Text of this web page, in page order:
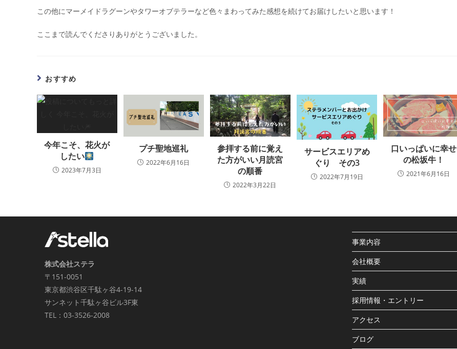
この他にマーメイドラグーンやタワーオブテラーなど色々まわってみた感想を続けてお届けしたいと思います！
ここまで読んでくださりありがとうございました。
おすすめ
今年こそ、花火が
したい
2023年7月3日
プチ聖地巡礼
2022年6月16日
参拝する前に覚え
た方がいい月読宮
の順番
2022年3月22日
サービスエリアめ
ぐり その3
2022年7月19日
口いっぱいに幸せ
の松坂牛！
2021年6月16日
株式会社ステラ
〒151-0051
東京都渋谷区千駄ヶ谷4-19-14
サンネット千駄ヶ谷ビル3F東
TEL：03-3526-2008
事業内容
会社概要
実績
採用情報・エントリー
アクセス
ブログ